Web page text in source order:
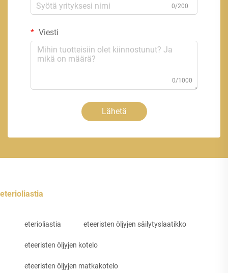
0/200
Viesti
0/1000
Lähetä
eterioliastia
eterioliastia eteeristen öljyjen säilytyslaatikko
eteeristen öljyjen kotelo
eteeristen öljyjen matkakotelo